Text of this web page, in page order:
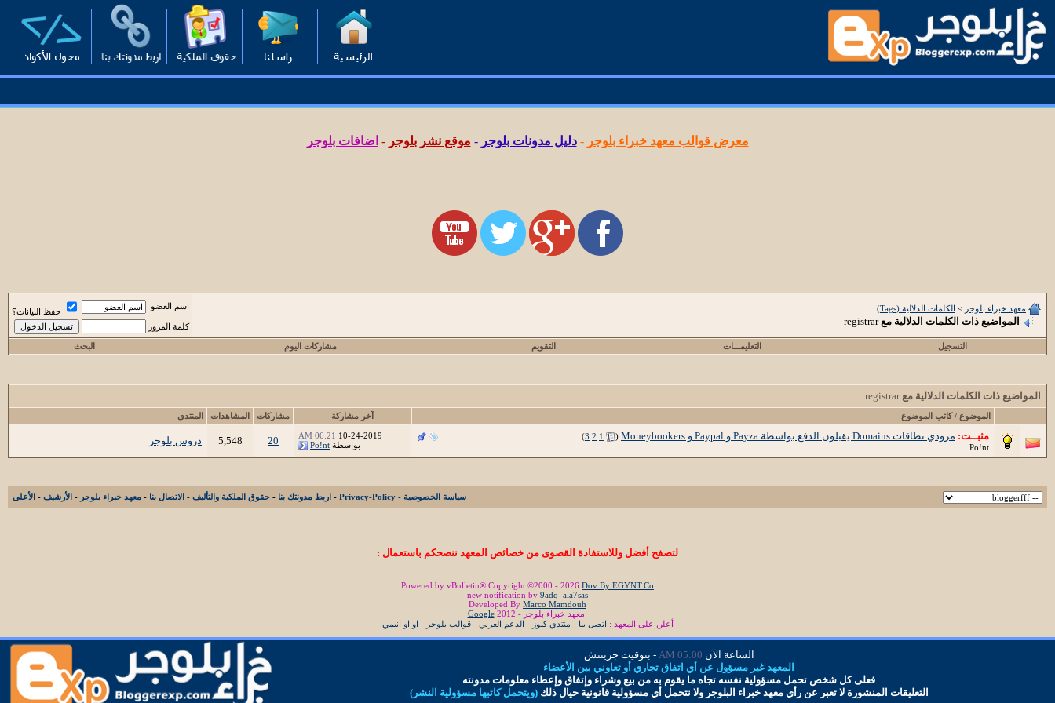
معرض قوالب معهد خبراء بلوجر -دليل مدونات بلوجر - موقع نشر بلوجر - اضافات بلوجر
معهد خبراء بلوجر > الكلمات الدلالية (Tags)
المواضيع ذات الكلمات الدلالية معregistrar
اسم العضو
حفظ البيانات؟
كلمة المرور
التسجيل التعليمـــات التقويم مشاركات اليوم البحث
المواضيع ذات الكلمات الدلالية معregistrar
الموضوع / كاتب الموضوع آخر مشاركة مشاركات المشاهدات المنتدى
مثبــت: مزودي نطاقات Domains يقبلون الدفع بواسطة Payza و Paypal و Moneybookers (
1
2
3
)
Po!nt
10-24-2019
06:21 AM
بواسطة Po!nt
20
5,548 دروس بلوجر
سياسة الخصوصية - Privacy-Policy - اربط مدونتك بنا - حقوق الملكية والتأليف - الاتصال بنا - معهد خبراء بلوجر - الأرشيف - الأعلى
لتصفح أفضل وللاستفادة القصوى من خصائص المعهد ننصحكم باستعمال :
Powered by vBulletin® Copyright ©2000 - 2026 Dov By EGYNT.Co
new notification by 9adq_ala7sas
Developed By Marco Mamdouh
معهد خبراء بلوجر - 2012
Google
أعلن على المعهد : اتصل بنا - منتدي كنوز- الدعم العربي -قوالب بلوجر - او او انيمي
الساعة الآن 05:00 AM
- بتوقيت جرينتش
المعهد غير مسؤول عن أي اتفاق تجاري أو تعاوني بين الأعضاء
فعلى كل شخص تحمل مسؤولية نفسه تجاه ما يقوم به من بيع وشراء وإتفاق و عطاء معلومات مدونته
التعليقات المنشورة لا تعبر عن رأي معهدخبراء البلوجر ولا نتحمل أي مسؤولية قانونية حيال ذلك(ويتحمل كاتبها مسؤولية النشر)